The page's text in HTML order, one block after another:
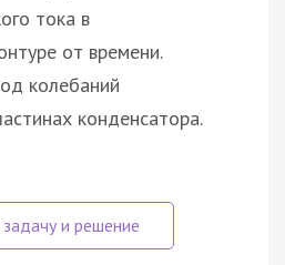
тока в
от времени.
колебаний
конденсатора.